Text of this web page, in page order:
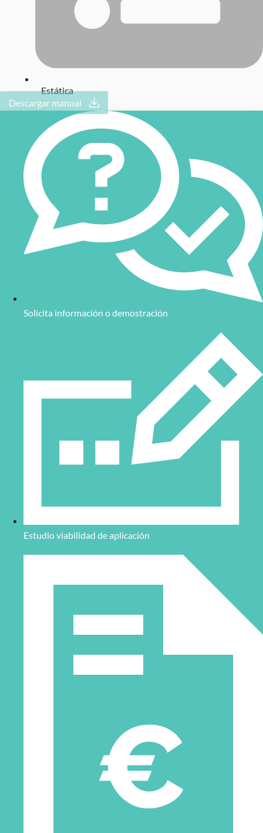
Estática
Descargar manual
Solicita información o demostración
Estudio viabilidad de aplicación